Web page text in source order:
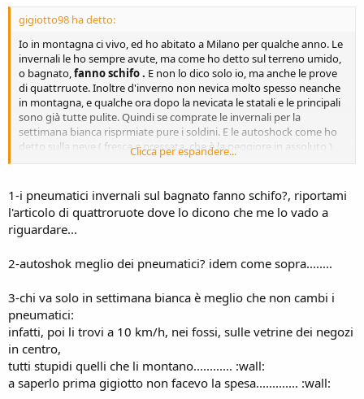
gigiotto98 ha detto:
Io in montagna ci vivo, ed ho abitato a Milano per qualche anno. Le
invernali le ho sempre avute, ma come ho detto sul terreno umido,
o bagnato, fanno schifo . E non lo dico solo io, ma anche le prove
di quattrruote. Inoltre d'inverno non nevica molto spesso neanche
in montagna, e qualche ora dopo la nevicata le statali e le principali
sono già tutte pulite. Quindi se comprate le invernali per la
settimana bianca risprmiate pure i soldini. E le autoshock come ho
detto sulla neve ( fresca e pressata, che è la peggiore in assoluto )
vanno meglio delle invernali e peggio delle catene.
all'ora. Se te obecchi davanti proprio dopo prima del tornante sono
c... e ti blocchi pure tu.
Clicca per espandere...
1-i pneumatici invernali sul bagnato fanno schifo?, riportami
l'articolo di quattroruote dove lo dicono che me lo vado a
riguardare...
2-autoshok meglio dei pneumatici? idem come sopra........
3-chi va solo in settimana bianca è meglio che non cambi i
pneumatici:
infatti, poi li trovi a 10 km/h, nei fossi, sulle vetrine dei negozi
in centro,
tutti stupidi quelli che li montano............ :wall:
a saperlo prima gigiotto non facevo la spesa............. :wall: